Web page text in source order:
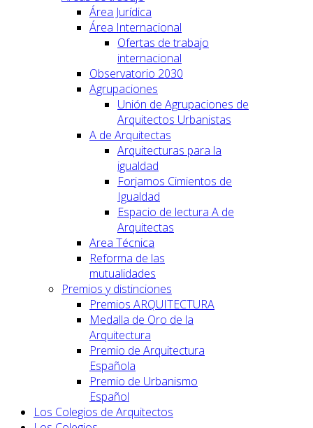
Área Jurídica
Área Internacional
Ofertas de trabajo
internacional
Observatorio 2030
Agrupaciones
Unión de Agrupaciones de
Arquitectos Urbanistas
A de Arquitectas
Arquitecturas para la
igualdad
Forjamos Cimientos de
Igualdad
Espacio de lectura A de
Arquitectas
Area Técnica
Reforma de las
mutualidades
Premios y distinciones
Premios ARQUITECTURA
Medalla de Oro de la
Arquitectura
Premio de Arquitectura
Española
Premio de Urbanismo
Español
Los Colegios de Arquitectos